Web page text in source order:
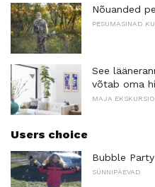
Nõuanded
PESUMASINAD
See
võtab oma
MAJA
Users choice
Bubble
SÜNNIPÄEVAD